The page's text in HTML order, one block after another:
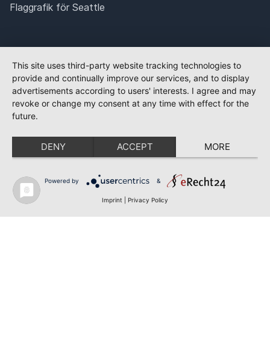
Flaggrafik för Seattle
This site uses third-party website tracking technologies to
provide and continually improve our services, and to display
advertisements according to users' interests. I agree and may
revoke or change my consent at any time with effect for the
future.
DENY ACCEPT MORE
Powered by &
Imprint Privacy Policy